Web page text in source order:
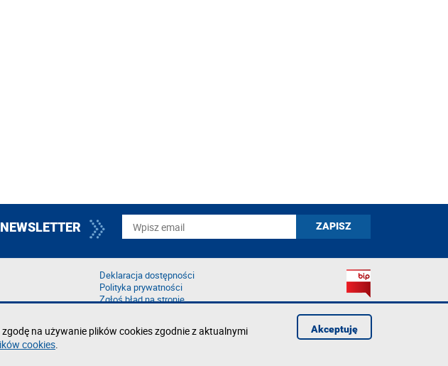
NEWSLETTER
Deklaracja dostępności
Polityka prywatności
Zgłoś błąd na stronie
na używanie plików cookies zgodnie z aktualnymi
cookies.
Akceptuję